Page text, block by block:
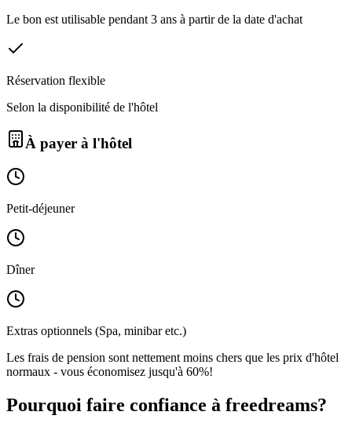
Le bon est utilisable pendant 3 ans à partir de la date d'achat
Réservation flexible
Selon la disponibilité de l'hôtel
À payer à l'hôtel
Petit-déjeuner
Dîner
Extras optionnels (Spa, minibar etc.)
Les frais de pension sont nettement moins chers que les prix d'hôtel
normaux - vous économisez jusqu'à 60%!
Pourquoi faire confiance à freedreams?